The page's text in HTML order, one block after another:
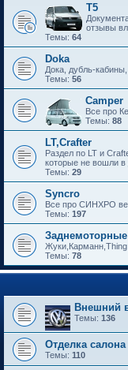
T5
отзывы
Темы: 64
Doka
Дока, дубль-кабины,
Темы: 56
Camper
Все про
Темы: 88
LT,Crafter
Раздел по LT и
которые не вошли в
Темы: 29
Syncro
Все про СИНХРО
Темы: 197
Заднемоторные
Жуки,Карманн,Thing
Темы: 78
Внешний
Темы: 136
Отделка салона
Темы: 110